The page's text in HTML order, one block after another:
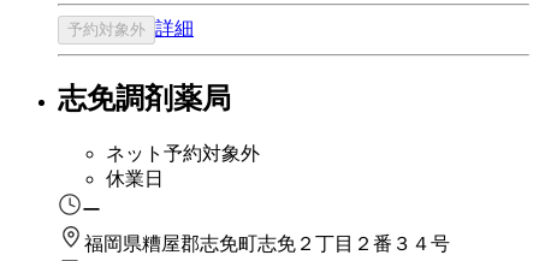
予約対象外 詳細
志免調剤薬局
ネット予約対象外
休業日
ー
福岡県糟屋郡志免町志免２丁目２番３４号